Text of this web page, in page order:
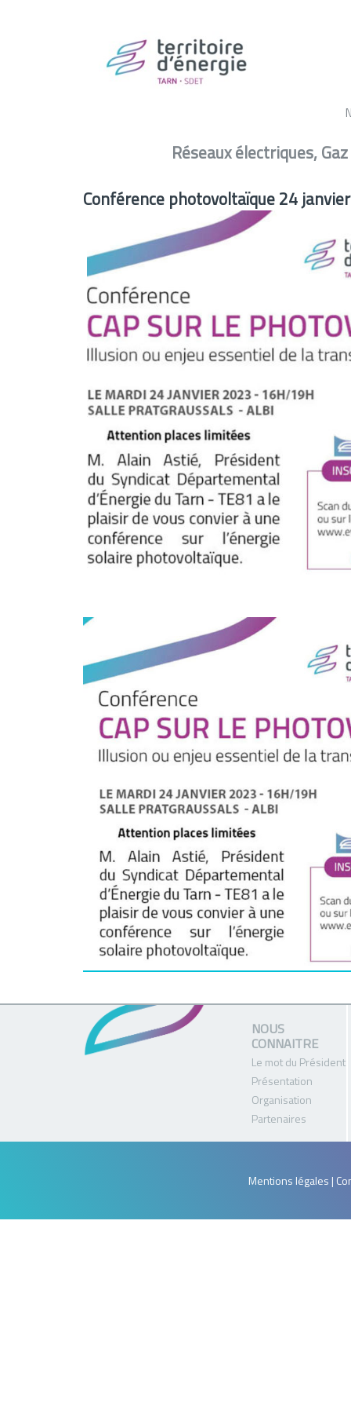
Réseaux électriques, Gaz
Conférence photovoltaïque 24
NOUS
CONNAITRE
Le mot du Président
Présentation
Organisation
Partenaires
Mentions légales |